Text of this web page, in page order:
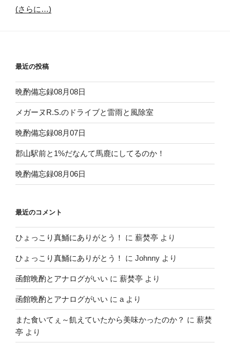
(さらに…)
最近の投稿
晩酌備忘録08月08日
メガーヌR.S.のドライブと雷雨と風除室
晩酌備忘録08月07日
郡山駅前と1%だなんて馬鹿にしてるのか！
晩酌備忘録08月06日
最近のコメント
ひょっこり真鯒にありがとう！ に 薪焚亭 より
ひょっこり真鯒にありがとう！ に Johnny より
函館晩酌とアナログがいい に 薪焚亭 より
函館晩酌とアナログがいい に a より
また食いてぇ～飢えていたから美味かったのか？ に 薪焚
亭 より